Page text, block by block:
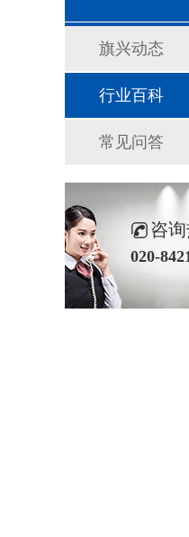
旗兴动态
行业百科
常见问答
咨
020-